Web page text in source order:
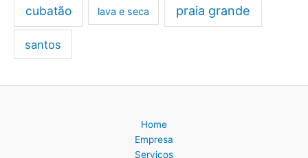
cubatão lava e seca praia grande
santos
Home
Empresa
Serviços